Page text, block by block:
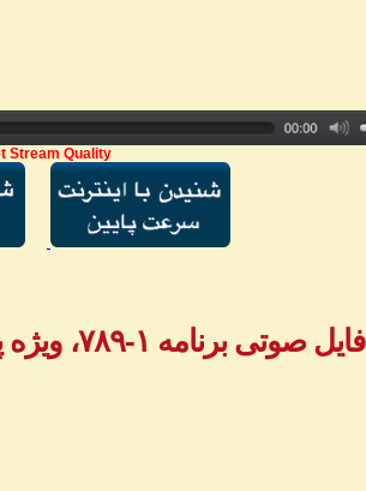
Stream Quality
فایل صوتی برنامه ۱-۷۸۹، ویژه پیام‌های تلفنی - بخش ۳